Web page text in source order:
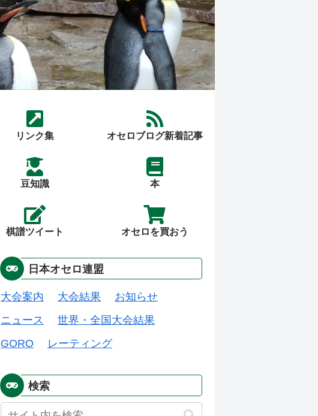
リンク集 オセロブログ新着記事
豆知識 本
棋譜ツイート オセロを買おう
日本オセロ連盟
大会案内 大会結果
お知らせ
ニュース
世界・全国大会結果
GORO
レーティング
検索